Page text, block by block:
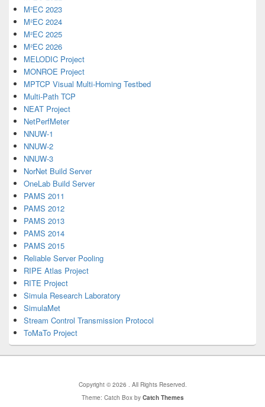
M²EC 2023
M²EC 2024
M²EC 2025
M²EC 2026
MELODIC Project
MONROE Project
MPTCP Visual Multi-Homing Testbed
Multi-Path TCP
NEAT Project
NetPerfMeter
NNUW-1
NNUW-2
NNUW-3
NorNet Build Server
OneLab Build Server
PAMS 2011
PAMS 2012
PAMS 2013
PAMS 2014
PAMS 2015
Reliable Server Pooling
RIPE Atlas Project
RITE Project
Simula Research Laboratory
SimulaMet
Stream Control Transmission Protocol
ToMaTo Project
Copyright © 2026
. All Rights Reserved.
Theme: Catch Box by Catch Themes